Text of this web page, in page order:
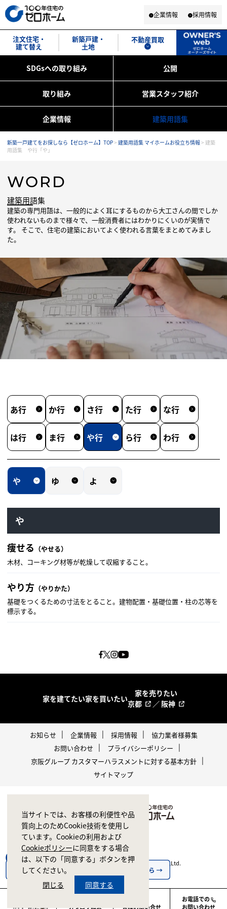
企業情報 採用情報
注文住宅・
建て替え
新築戸建・
土地
不動産買取
SDGsへの取り組み 公開
取り組み 営業スタッフ紹介
企業情報 建築用語集
新築一戸建てをお探しなら【ゼロホーム】TOP> 建築用語集 マイホームお役立ち情報> 建築
用語集 や行「や」
WORD
建築用語集
建築の専門用語は、一般的によく耳にするものから大工さんの間でしか
使われないものまで様々で、一般消費者にはわかりにくいのが実情で
す。
そこで、住宅の建築においてよく使われる言葉をまとめてみまし
た。
あ行 か行 さ行 た行 な行
は行 ま行 や行 ら行 わ行
や ゆ よ
や
痩せる （やせる）
木材、コーキング材等が乾燥して収縮すること。
やり方 （やりかた）
基礎をつくるための寸法をとること。建物配置・基礎位置・柱の芯等を
標示する。
家を建てたい家を買いたい
家を売りたい
京都
／ 阪神
お知らせ 企業情報 採用情報
協力業者様募集
お問い合わせ
プライバシーポリシー
京阪グループ カスタマーハラスメントに対する基本方針
サイトマップ
Copyright © 1998-2026 ZERO CORPORATION Co.,Ltd.
カタログ請求 各種お問い合せ
お電話での
お問い合わせ
当サイトでは、お客様の利便性や品
質向上のためCookie技術を使用し
ています。Cookieの利用および
Cookieポリシーに同意をする場合
は、以下の「同意する」ボタンを押
してください。
閉じる
同意する